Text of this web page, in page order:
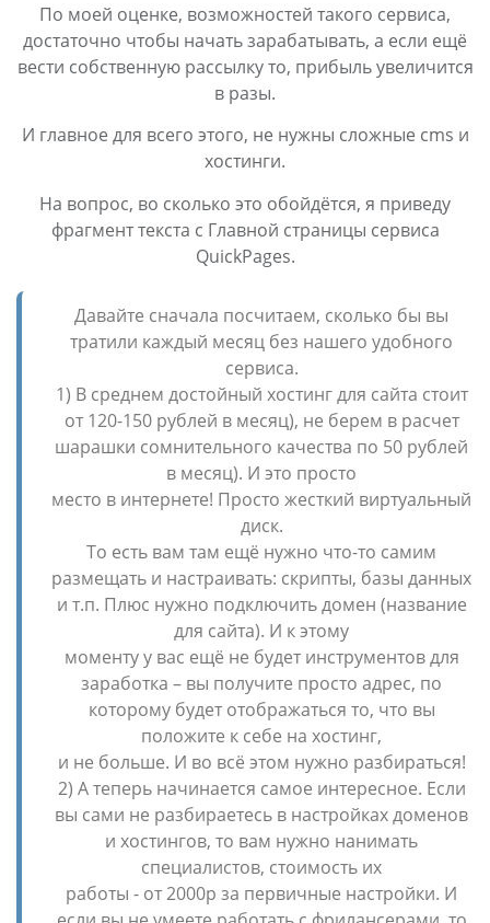
По моей оценке, возможностей такого сервиса,
достаточно чтобы начать зарабатывать, а если ещё
вести собственную рассылку то, прибыль увеличится
в разы.
И главное для всего этого, не нужны сложные cms и
хостинги.
На вопрос, во сколько это обойдётся, я приведу
фрагмент текста с Главной страницы сервиса
QuickPages.
Давайте сначала посчитаем, сколько бы вы
тратили каждый месяц без нашего удобного
сервиса.
1) В среднем достойный хостинг для сайта стоит
от 120-150 рублей в месяц), не берем в расчет
шарашки сомнительного качества по 50 рублей
в месяц). И это просто
место в интернете! Просто жесткий виртуальный
диск.
То есть вам там ещё нужно что-то самим
размещать и настраивать: скрипты, базы данных
и т.п. Плюс нужно подключить домен (название
для сайта). И к этому
моменту у вас ещё не будет инструментов для
заработка – вы получите просто адрес, по
которому будет отображаться то, что вы
положите к себе на хостинг,
и не больше. И во всё этом нужно разбираться!
2) А теперь начинается самое интересное. Если
вы сами не разбираетесь в настройках доменов
и хостингов, то вам нужно нанимать
специалистов, стоимость их
работы - от 2000р за первичные настройки. И